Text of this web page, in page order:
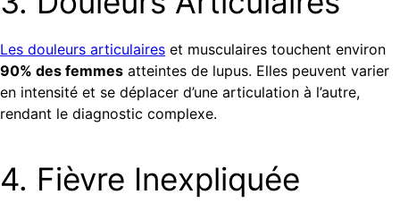
Les douleurs articulaires et musculaires touchent environ
90% des femmes atteintes de lupus. Elles peuvent varier
en intensité et se déplacer d’une articulation à l’autre,
rendant le diagnostic complexe.
4. Fièvre Inexpliquée